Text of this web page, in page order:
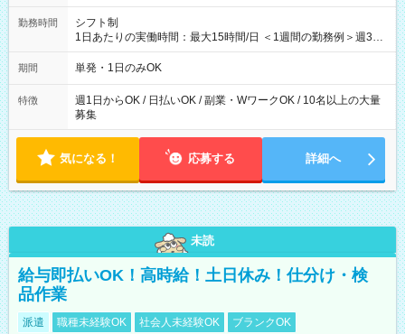
勤務時間
シフト制
1日あたりの実働時間：最大15時間/日 ＜1週間の勤務例＞週3回
勤務 勤務：月・水・金 休み：火・木・土・日 好きな時にお仕事
可能です！ ※1日あたりの最大実働時間は日勤、夜勤共に勤務し
期間 単発・1日のみOK
特徴
週1日からOK / 日払いOK / 副業・WワークOK / 10名以上の大量
募集
気になる！ 応募する 詳細へ
未読
給与即払いOK！高時給！土日休み！仕分け・検
品作業
派遣 職種未経験OK 社会人未経験OK
ブランクOK